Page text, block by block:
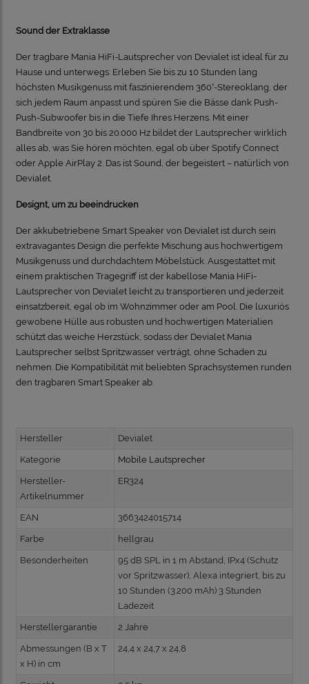
Sound der Extraklasse
Der tragbare Mania HiFi-Lautsprecher von Devialet ist ideal für zu
Hause und unterwegs: Erleben Sie bis zu 10 Stunden lang
höchsten Musikgenuss mit faszinierendem 360°-Stereoklang, der
sich jedem Raum anpasst und spüren Sie die Bässe dank Push-
Push-Subwoofer bis in die Tiefe Ihres Herzens. Mit einer
Bandbreite von 30 bis 20.000 Hz bildet der Lautsprecher wirklich
alles ab, was Sie hören möchten, egal ob über Spotify Connect
oder Apple AirPlay 2. Das ist Sound, der begeistert – natürlich von
Devialet.
Designt, um zu beeindrucken
Der akkubetriebene Smart Speaker von Devialet ist durch sein
extravagantes Design die perfekte Mischung aus hochwertigem
Musikgenuss und durchdachtem Möbelstück. Ausgestattet mit
einem praktischen Tragegriff ist der kabellose Mania HiFi-
Lautsprecher von Devialet leicht zu transportieren und jederzeit
einsatzbereit, egal ob im Wohnzimmer oder am Pool. Die luxuriös
gewobene Hülle aus robusten und hochwertigen Materialien
schützt das weiche Herzstück, sodass der Devialet Mania
Lautsprecher selbst Spritzwasser verträgt, ohne Schaden zu
nehmen. Die Kompatibilität mit beliebten Sprachsystemen runden
den tragbaren Smart Speaker ab.
Hersteller Devialet
Kategorie Mobile Lautsprecher
Hersteller-
Artikelnummer
ER324
EAN 3663424015714
Farbe hellgrau
Besonderheiten
95 dB SPL in 1 m Abstand, IPx4 (Schutz
vor Spritzwasser), Alexa integriert, bis zu
10 Stunden (3.200 mAh) 3 Stunden
Ladezeit
Herstellergarantie 2 Jahre
Abmessungen (B x T
x H) in cm
24,4 x 24,7 x 24,8